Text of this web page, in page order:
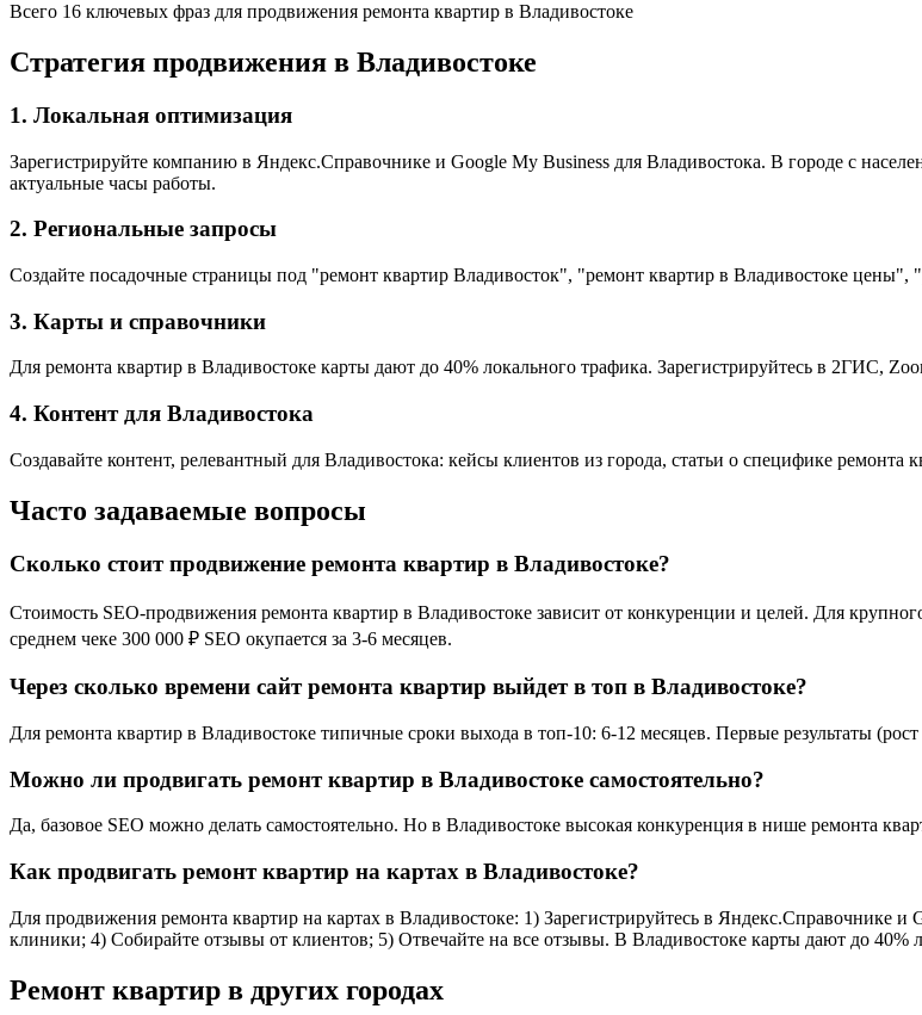
Всего 16 ключевых фраз для продвижения ремонта квартир в Владивостоке
Стратегия продвижения в Владивостоке
1. Локальная оптимизация
Зарегистрируйте компанию в Яндекс.Справочнике и Google My Business для Владивостока. В городе с
актуальные часы работы.
2. Региональные запросы
Создайте посадочные страницы под "ремонт квартир Владивосток", "ремонт квартир в Владивостоке цены",
3. Карты и справочники
Для ремонта квартир в Владивостоке карты дают до 40% локального трафика. Зарегистрируйтесь в 2ГИС,
4. Контент для Владивостока
Создавайте контент, релевантный для Владивостока: кейсы клиентов из города, статьи о специфике
Часто задаваемые вопросы
Сколько стоит продвижение ремонта квартир в Владивостоке?
Стоимость SEO-продвижения ремонта квартир в Владивостоке зависит от конкуренции и целей. Для
среднем чеке 300 000 ₽ SEO окупается за 3-6 месяцев.
Через сколько времени сайт ремонта квартир выйдет в топ в Владивостоке?
Для ремонта квартир в Владивостоке типичные сроки выхода в топ-10: 6-12 месяцев. Первые результаты
Можно ли продвигать ремонт квартир в Владивостоке самостоятельно?
Да, базовое SEO можно делать самостоятельно. Но в Владивостоке высокая конкуренция в нише ремонта
Как продвигать ремонт квартир на картах в Владивостоке?
Для продвижения ремонта квартир на картах в Владивостоке: 1) Зарегистрируйтесь в Яндекс.Справочнике
клиники; 4) Собирайте отзывы от клиентов; 5) Отвечайте на все отзывы. В Владивостоке карты дают до 40%
Ремонт квартир в других городах